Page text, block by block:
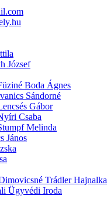
József
Boda Ágnes
Sándorné
Gábor
Csaba
Melinda
János
Trádler Hajnalka
Ügyvédi Iroda